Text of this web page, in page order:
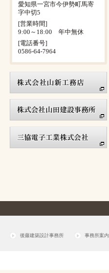
愛知県一宮市今伊勢町馬寄
字中切5
[営業時間]
9:00～18:00 年中無休
[電話番号]
0586-64-7964
後藤建築設計事務所 事務所案内